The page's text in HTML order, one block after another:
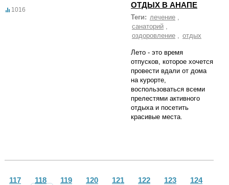
1016
ОТДЫХ В АНАПЕ
Теги: лечение ,
санаторий ,
оздоровление , отдых
Лето - это время
отпусков, которое хочется
провести вдали от дома
на курорте,
воспользоваться всеми
прелестями активного
отдыха и посетить
красивые места.
117 118 119 120 121 122 123
124